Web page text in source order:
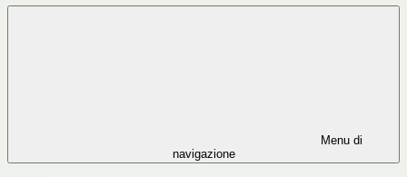
Menu di
navigazione